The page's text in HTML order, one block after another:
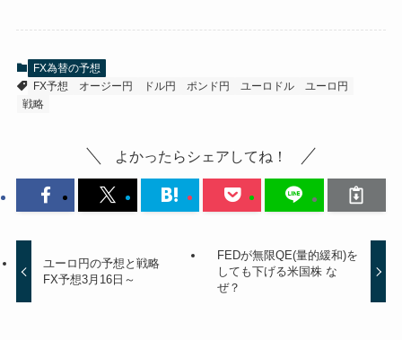
FX為替の予想
FX予想
オージー円 ドル円 ポンド円 ユーロドル
ユーロ円
戦略
よかったらシェアしてね！
ユーロ円の予想と戦略
FX予想3月16日～
FEDが無限QE(量的緩和)を
しても下げる米国株 な
ぜ？